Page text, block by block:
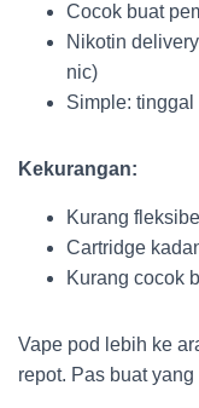
Cocok buat
Nikotin
nic)
Simple:
Kekurangan:
Kurang
Cartridge
Kurang cocok
Vape pod lebih ke
repot. Pas buat